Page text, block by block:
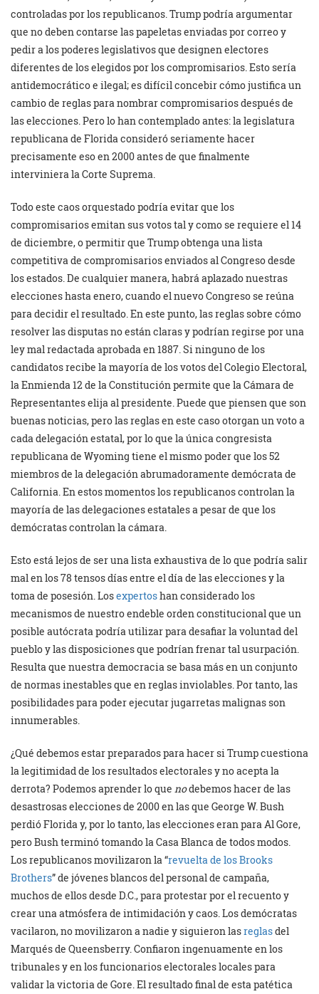
controladas por los republicanos. Trump podría argumentar
que no deben contarse las papeletas enviadas por correo y
pedir a los poderes legislativos que designen electores
diferentes de los elegidos por los compromisarios. Esto sería
antidemocrático e ilegal; es difícil concebir cómo justifica un
cambio de reglas para nombrar compromisarios después de
las elecciones. Pero lo han contemplado antes: la legislatura
republicana de Florida consideró seriamente hacer
precisamente eso en 2000 antes de que finalmente
interviniera la Corte Suprema.
Todo este caos orquestado podría evitar que los
compromisarios emitan sus votos tal y como se requiere el 14
de diciembre, o permitir que Trump obtenga una lista
competitiva de compromisarios enviados al Congreso desde
los estados. De cualquier manera, habrá aplazado nuestras
elecciones hasta enero, cuando el nuevo Congreso se reúna
para decidir el resultado. En este punto, las reglas sobre cómo
resolver las disputas no están claras y podrían regirse por una
ley mal redactada aprobada en 1887. Si ninguno de los
candidatos recibe la mayoría de los votos del Colegio Electoral,
la Enmienda 12 de la Constitución permite que la Cámara de
Representantes elija al presidente. Puede que piensen que son
buenas noticias, pero las reglas en este caso otorgan un voto a
cada delegación estatal, por lo que la única congresista
republicana de Wyoming tiene el mismo poder que los 52
miembros de la delegación abrumadoramente demócrata de
California. En estos momentos los republicanos controlan la
mayoría de las delegaciones estatales a pesar de que los
demócratas controlan la cámara.
Esto está lejos de ser una lista exhaustiva de lo que podría salir
mal en los 78 tensos días entre el día de las elecciones y la
toma de posesión. Losexpertoshan considerado los
mecanismos de nuestro endeble orden constitucional que un
posible autócrata podría utilizar para desafiar la voluntad del
pueblo y las disposiciones que podrían frenar tal usurpación.
Resulta que nuestra democracia se basa más en un conjunto
de normas inestables que en reglas inviolables. Por tanto, las
posibilidades para poder ejecutar jugarretas malignas son
innumerables.
¿Qué debemos estar preparados para hacer si Trump cuestiona
la legitimidad de los resultados electorales y no acepta la
derrota? Podemos aprender lo que nodebemos hacer de las
desastrosas elecciones de 2000 en las que George W. Bush
perdió Florida y, por lo tanto, las elecciones eran para Al Gore,
pero Bush terminó tomando la Casa Blanca de todos modos.
Los republicanos movilizaron la “revuelta de los Brooks
Brothers” de jóvenes blancos del personal de campaña,
muchos de ellos desde D.C., para protestar por el recuento y
crear una atmósfera de intimidación y caos. Los demócratas
vacilaron, no movilizaron a nadie y siguieron lasreglasdel
Marqués de Queensberry. Confiaron ingenuamente en los
tribunales y en los funcionarios electorales locales para
validar la victoria de Gore. El resultado final de esta patética